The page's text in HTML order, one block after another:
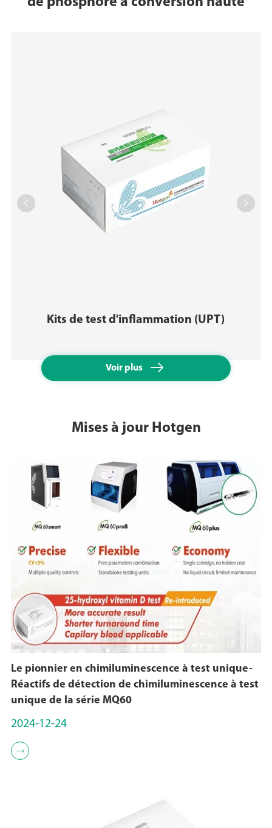
Kits de test d'inflammation (UPT)
Voir plus 
 
Mises à jour Hotgen
Le pionnier en chimiluminescence à test unique-
Réactifs de détection de chimiluminescence à test
unique de la série MQ60
2024-12-24
